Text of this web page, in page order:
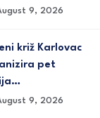
9, 2026
križ Karlovac
pet
9, 2026